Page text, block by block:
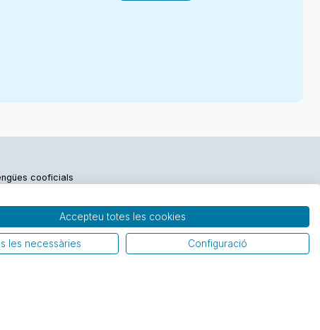
cooficials
Accepteu totes les cookies
les necessàries Configuració